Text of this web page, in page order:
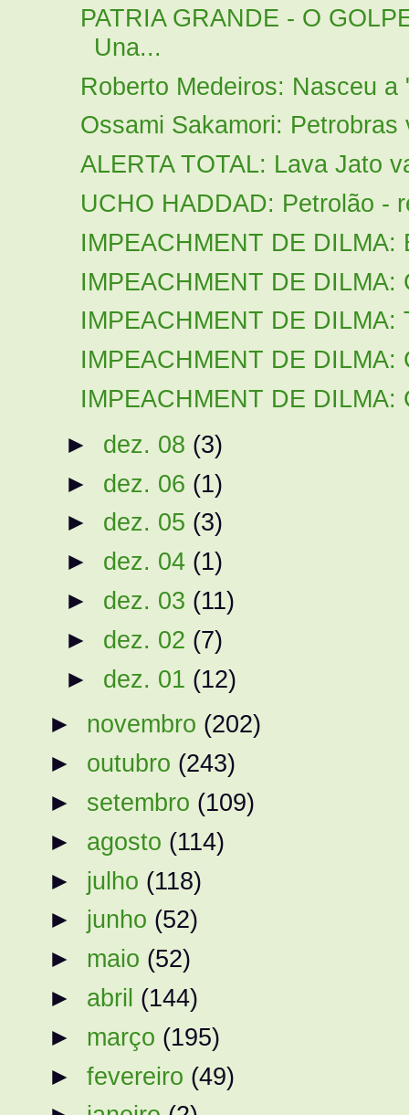
PATRIA GRANDE - O
Una...
Roberto Medeiros: Nasceu
Ossami Sakamori: Petrobras
ALERTA TOTAL: Lava Jato
UCHO HADDAD: Petrolão -
IMPEACHMENT DE
IMPEACHMENT DE
IMPEACHMENT DE DILMA:
IMPEACHMENT DE
IMPEACHMENT DE
► dez. 08 (3)
► dez. 06 (1)
► dez. 05 (3)
► dez. 04 (1)
► dez. 03 (11)
► dez. 02 (7)
► dez. 01 (12)
► novembro (202)
► outubro (243)
► setembro (109)
► agosto (114)
► julho (118)
► junho (52)
► maio (52)
► abril (144)
► março (195)
►fevereiro (49)